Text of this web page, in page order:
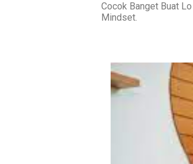
Cocok Banget Buat
Mindset.